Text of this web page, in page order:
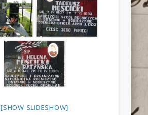
[SHOW SLIDESHOW]